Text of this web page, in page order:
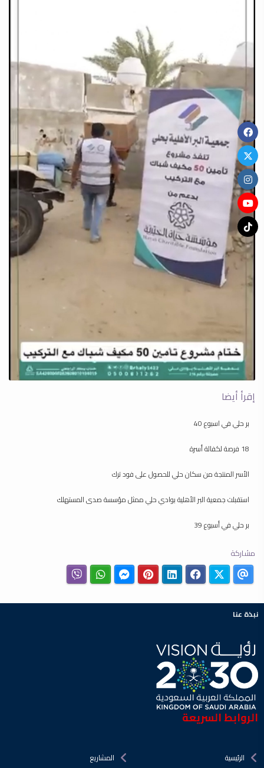
إقرأ أيضا
بر حلي في اسبوع 40
18 فرصة لكفالة أسرة
الأسر المنتجة من سكان حلي للحصول على فود ترك
‏استقبلت جمعية البر الأهلية بوادي حلي ممثل مؤسسة صدى المستهلك
بر حلي في أسبوع 39
مشاركة
نبذة عنا
الروابط السريعة
الرئيسية
المشاريع